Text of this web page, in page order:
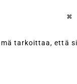
⌘
tarkoittaa,